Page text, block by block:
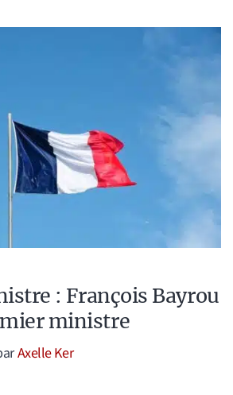
: François Bayrou
ministre
Axelle Ker